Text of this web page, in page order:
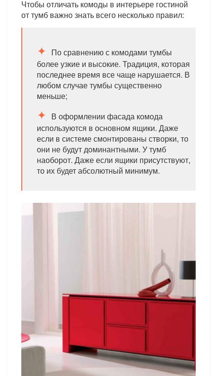
Чтобы отличать комоды в интерьере гостиной
от тумб важно знать всего несколько правил:
По сравнению с комодами тумбы
более узкие и высокие. Традиция, которая
последнее время все чаще нарушается. В
любом случае тумбы существенно
меньше;
В оформлении фасада комода
используются в основном ящики. Даже
если в системе смонтированы створки, то
они не будут доминантными. У тумб
наоборот. Даже если ящики присутствуют,
то их будет абсолютный минимум.